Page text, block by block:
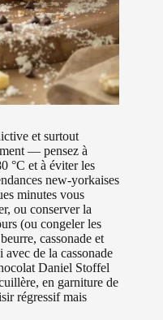
et surtout
— pensez à
°C et à éviter les
new-yorkaises
minutes vous
ou conserver la
(ou congeler les
cassonade et
avec de la cassonade
Daniel Stoffel
en garniture de
régressif mais